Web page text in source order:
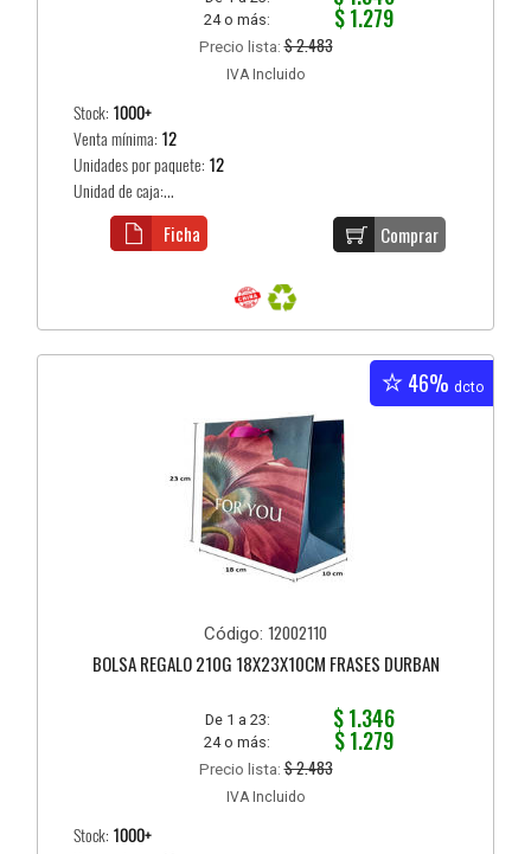
24 o más: $ 1.279
Precio lista:$ 2.483
IVA Incluido
Stock: 1000+
Venta mínima: 12
Unidades por paquete: 12
Unidad de caja:...
Comprar
Ficha
46% dcto
Código: 12002110
BOLSA REGALO 210G 18X23X10CM FRASES DURBAN
De 1 a 23: $ 1.346
24 o más: $ 1.279
Precio lista:$ 2.483
IVA Incluido
Stock: 1000+